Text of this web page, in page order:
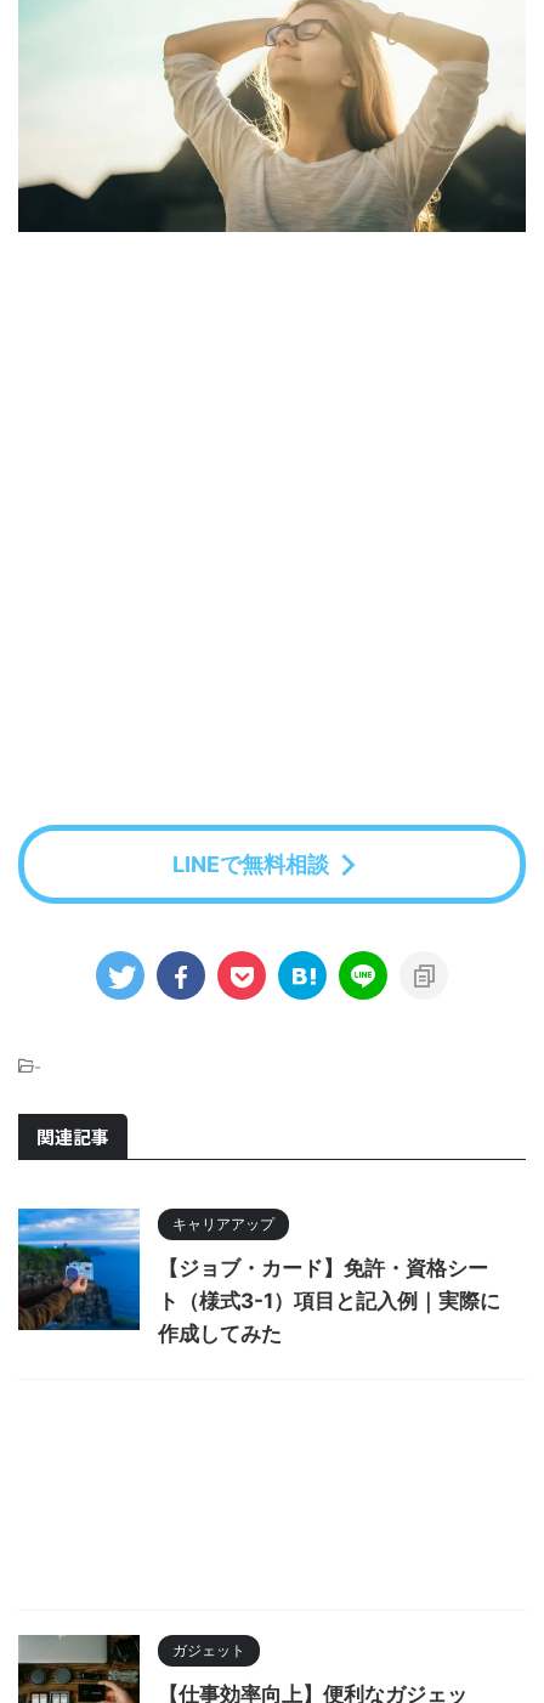
LINEで無料相談
-
関連記事
キャリアアップ
【ジョブ・カード】免許・資格シー
ト（様式3-1）項目と記入例｜実際に
作成してみた
ガジェット
【仕事効率向上】便利なガジェッ